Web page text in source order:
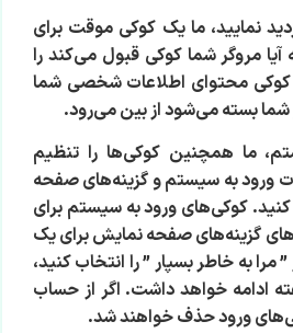
نمایید، ما یک کوکی موقت برای
مروگر شما کوکی قبول می‌کند را
محتوای اطلاعات شخصی شما
بسته می‌شود از بین می‌رود.
ما همچنین کوکی‌ها را تنظیم
ورود به سیستم و گزینه‌های صفحه
کوکی‌های ورود به سیستم برای
گزینه‌های صفحه نمایش برای یک
به خاطر بسپار ” را انتخاب کنید،
ادامه خواهد داشت. اگر از حساب
ورود حذف خواهند شد.